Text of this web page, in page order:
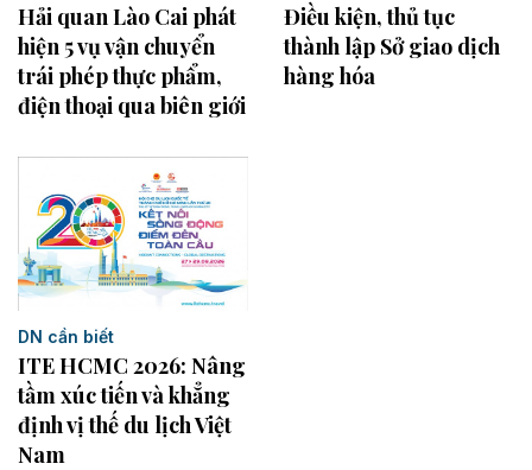
Hải quan Lào Cai phát
hiện 5 vụ vận chuyển
trái phép thực phẩm,
điện thoại qua biên giới
Điều kiện, thủ tục
thành lập Sở giao dịch
hàng hóa
DN cần biết
ITE HCMC 2026: Nâng
tầm xúc tiến và khẳng
định vị thế du lịch Việt
Nam